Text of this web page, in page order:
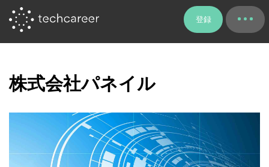
登録
株式会社パネイル